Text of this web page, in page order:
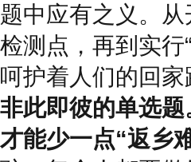
题中应有之义。从
检测点，再到实行
呵护着人们的回家
非此即彼的单选
才能少一点“返乡难